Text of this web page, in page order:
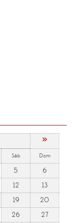
»
Sáb Dom
5
6
12
13
19
20
26
27